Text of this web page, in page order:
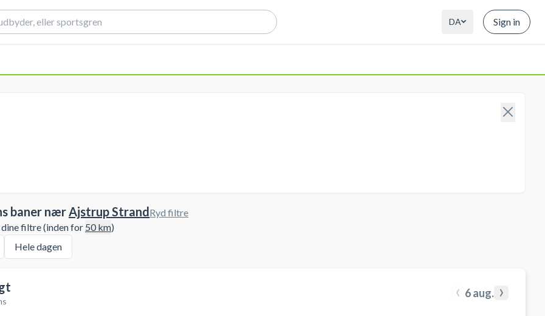
DA Sign in
baner nærAjstrup Strand
filtre (inden for 50km)
Ryd filtre
Hele dagen
‹ 6 aug. ›